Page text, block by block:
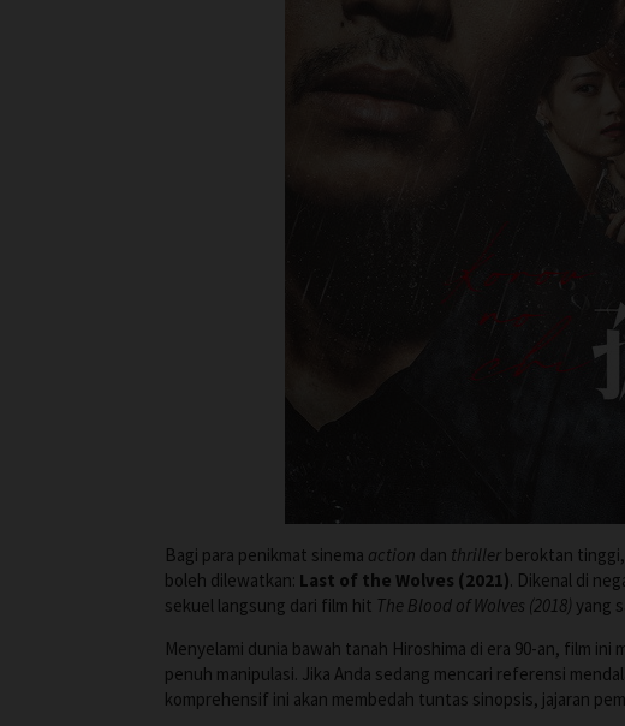
Bagi para penikmat sinema action dan thriller beroktan
boleh dilewatkan: Last of the Wolves (2021). Dikenal di
sekuel langsung dari film hit The Blood of Wolves (2018) yang
Menyelami dunia bawah tanah Hiroshima di era 90-an, film
penuh manipulasi. Jika Anda sedang mencari referensi
komprehensif ini akan membedah tuntas sinopsis, jajaran